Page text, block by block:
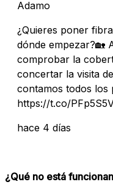
Adamo
¿Quieres poner
dónde empezar?🏡
comprobar la
concertar la visita
contamos todos los
https://t.co/
hace 4 días
¿Qué no está